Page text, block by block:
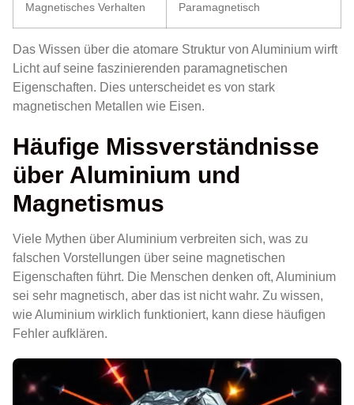
Magnetisches Verhalten Paramagnetisch
Das Wissen über die atomare Struktur von Aluminium wirft
Licht auf seine faszinierenden paramagnetischen
Eigenschaften. Dies unterscheidet es von stark
magnetischen Metallen wie Eisen.
Häufige Missverständnisse
über Aluminium und
Magnetismus
Viele Mythen über Aluminium verbreiten sich, was zu
falschen Vorstellungen über seine magnetischen
Eigenschaften führt. Die Menschen denken oft, Aluminium
sei sehr magnetisch, aber das ist nicht wahr. Zu wissen,
wie Aluminium wirklich funktioniert, kann diese häufigen
Fehler aufklären.